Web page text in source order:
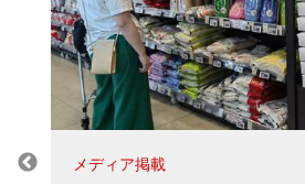
メディア掲載